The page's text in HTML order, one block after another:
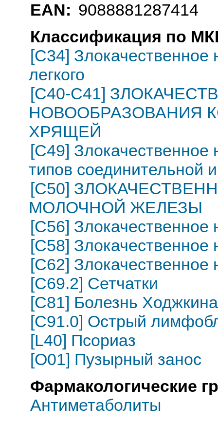
EAN: 9088881287414
Классификация по
[C34] Злокачественное
легкого
[C40-C41]
НОВООБРАЗОВАНИЯ
ХРЯЩЕЙ
[C49] Злокачественное
типов соединительной
[C50]
МОЛОЧНОЙ ЖЕЛЕЗЫ
[C56] Злокачественное
[C58]
[C62] Злокачественное
[C69.2] Сетчатки
[C81] Болезнь
[C91.0] Острый
[L40] Псориаз
[O01] Пузырный занос
Фармакологические
Антиметаболиты